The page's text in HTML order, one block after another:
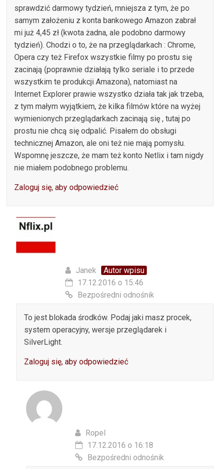
sprawdzić darmowy tydzień, mniejsza z tym, że po
samym założeniu z konta bankowego Amazon zabrał
mi już 4,45 zł (kwota żadna, ale podobno darmowy
tydzień). Chodzi o to, że na przeglądarkach : Chrome,
Opera czy też Firefox wszystkie filmy po prostu się
zacinają (poprawnie działają tylko seriale i to przede
wszystkim te produkcji Amazona), natomiast na
Internet Explorer prawie wszystko działa tak jak trzeba,
z tym małym wyjątkiem, że kilka filmów które na wyżej
wymienionych przeglądarkach zacinają się , tutaj po
prostu nie chcą się odpalić. Pisałem do obsługi
technicznej Amazon, ale oni też nie mają pomysłu.
Wspomnę jeszcze, że mam też konto Netlix i tam nigdy
nie miałem podobnego problemu.
Zaloguj się, aby odpowiedzieć
Janek
Autor wpisu
17.12.2016 o 15:46
Bezpośredni odnośnik
To jest blokada środków. Podaj jaki masz procek,
system operacyjny, wersje przeglądarek i
SilverLight.
Zaloguj się, aby odpowiedzieć
Ropel
17.12.2016 o 16:18
Bezpośredni odnośnik